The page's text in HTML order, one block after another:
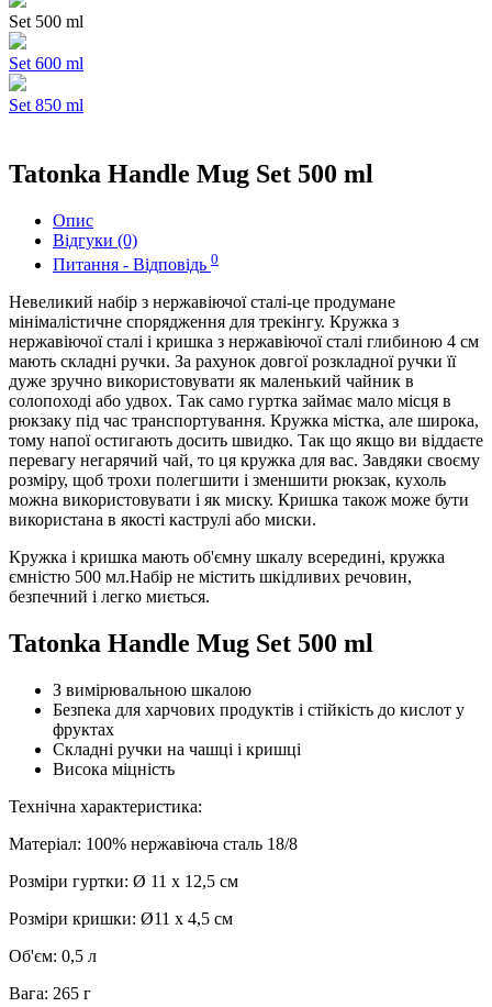
Set 500 ml
Set 600 ml
Set 850 ml
Tatonka Handle Mug Set 500 ml
Опис
Відгуки (0)
Питання - Відповідь 0
Невеликий набір з нержавіючої сталі-це продумане
мінімалістичне спорядження для трекінгу. Кружка з
нержавіючої сталі і кришка з нержавіючої сталі глибиною 4 см
мають складні ручки. За рахунок довгої розкладної ручки її
дуже зручно використовувати як маленький чайник в
солопоході або удвох. Так само гуртка займає мало місця в
рюкзаку під час транспортування. Кружка містка, але широка,
тому напої остигають досить швидко. Так що якщо ви віддаєте
перевагу негарячий чай, то ця кружка для вас. Завдяки своєму
розміру, щоб трохи полегшити і зменшити рюкзак, кухоль
можна використовувати і як миску. Кришка також може бути
використана в якості каструлі або миски.
Кружка і кришка мають об'ємну шкалу всередині, кружка
ємністю 500 мл.Набір не містить шкідливих речовин,
безпечний і легко миється.
Tatonka Handle Mug Set 500 ml
З вимірювальною шкалою
Безпека для харчових продуктів і стійкість до кислот у
фруктах
Складні ручки на чашці і кришці
Висока міцність
Технічна характеристика:
Матеріал: 100% нержавіюча сталь 18/8
Розміри гуртки: Ø 11 х 12,5 см
Розміри кришки: Ø11 х 4,5 см
Об'єм: 0,5 л
Вага: 265 г